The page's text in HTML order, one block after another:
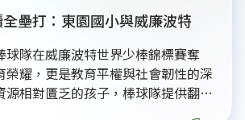
壘打：東園國小與威廉波特
球隊在威廉波特世界少棒錦標賽奪
榮耀，更是教育平權與社會韌性的深
源相對匱乏的孩子，棒球隊提供翻轉